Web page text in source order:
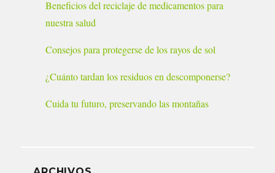
Beneficios del reciclaje de medicamentos para
nuestra salud
Consejos para protegerse de los rayos de sol
¿Cuánto tardan los residuos en descomponerse?
Cuida tu futuro, preservando las montañas